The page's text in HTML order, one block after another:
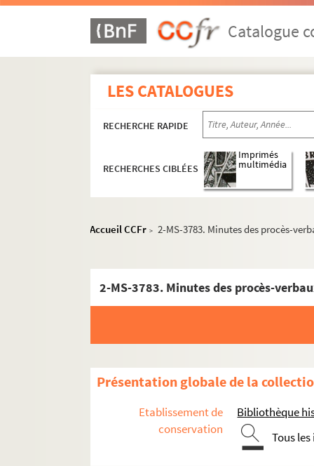
Catalogue
LES CATALOGUES
RECHERCHE RAPIDE
RECHERCHES CIBLÉES
Imprimés
multimédia
Accueil CCFr > 2-MS-3783. Minutes des procès-
2-MS-3783. Minutes des procès-
Présentation globale de la
Etablissement de
conservation
Bibliothèque
Tous
Documents relatifs aux statuts de la